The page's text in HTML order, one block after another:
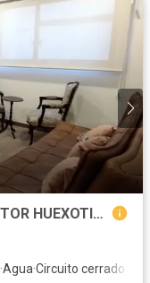
RENTA AMUEBLADO GABRIEL PASTOR HUEXOTITLA CHULAVISTA PUEBLA
·Agua·Circuito cerrado de